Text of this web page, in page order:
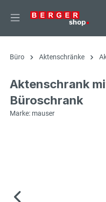
springen
Büro Aktenschränke
Aktenschrank
Büroschrank
Marke: mauser